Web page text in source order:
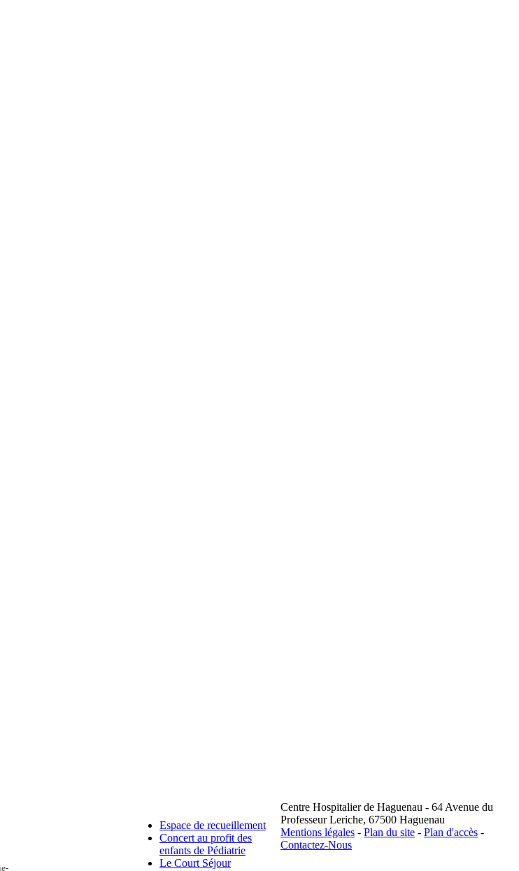
Espace de recueillement
Concert au profit des
enfants de Pédiatrie
Le Court Séjour
Centre Hospitalier de Haguenau - 64 Avenue du
Professeur Leriche, 67500 Haguenau
Mentions légales - Plan du site - Plan d'accès -
Contactez-Nous